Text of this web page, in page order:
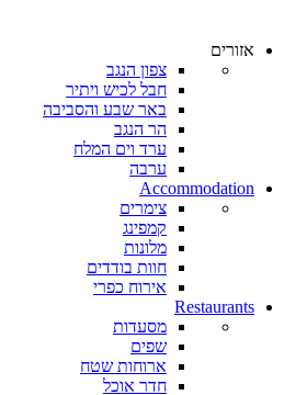
אזורים
צפון הנגב
חבל לכיש ויתיר
באר שבע והסביבה
הר הנגב
ערד וים המלח
ערבה
Accommodation
צימרים
קמפינג
מלונות
חוות בודדים
אירוח כפרי
Restaurants
מסעדות
שפים
ארוחות שטח
חדר אוכל